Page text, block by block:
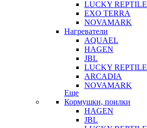
LUCKY REPTILE
EXO TERRA
NOVAMARK
Нагреватели
AQUAEL
HAGEN
JBL
LUCKY REPTILE
ARCADIA
NOVAMARK
Еще
Кормушки, поилки
HAGEN
JBL